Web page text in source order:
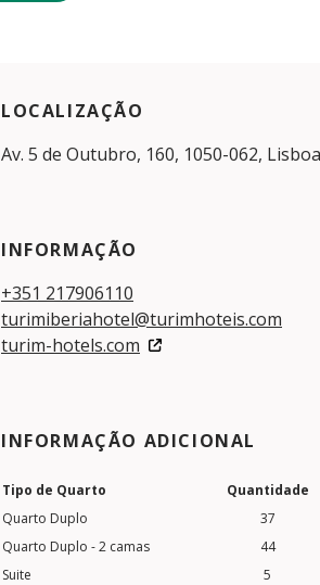
LOCALIZAÇÃO
Av. 5 de Outubro, 160, 1050-062, Lisboa
INFORMAÇÃO
+351 217906110
turimiberiahotel@turimhoteis.com
turim-hotels.com
INFORMAÇÃO ADICIONAL
Tipo de Quarto
Quantidade
Quarto Duplo
37
Quarto Duplo - 2 camas
44
Suite
5